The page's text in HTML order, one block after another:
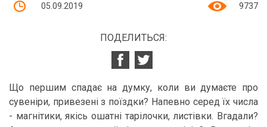
05.09.2019 9737
ПОДЕЛИТЬСЯ:
Що першим спадає на думку, коли ви думаєте про
сувеніри, привезені з поїздки? Напевно серед їх числа
- магнітики, якісь ошатні тарілочки, листівки. Вгадали?